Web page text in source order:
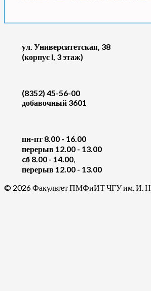
ул. Университетская, 38
(корпус I, 3 этаж)
(8352) 45-56-00
добавочный 3601
пн-пт 8.00 - 16.00
перерыв 12.00 - 13.00
cб 8.00 - 14.00,
перерыв 12.00 - 13.00
© 2026 Факультет ПМФиИТ ЧГУ им. И. Н.